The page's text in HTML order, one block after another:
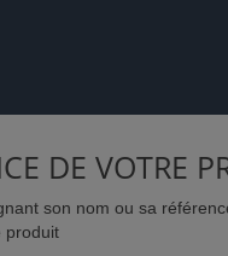
DE VOTRE
son nom ou sa
produit